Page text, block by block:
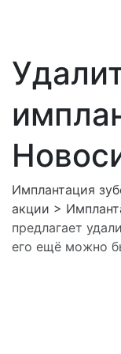
Имплантация
акции >
предлагает
его ещё можно